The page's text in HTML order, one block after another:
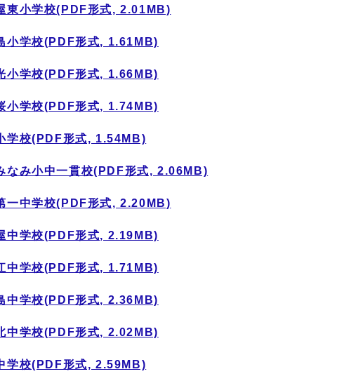
東小学校(PDF形式, 2.01MB)
小学校(PDF形式, 1.61MB)
小学校(PDF形式, 1.66MB)
小学校(PDF形式, 1.74MB)
学校(PDF形式, 1.54MB)
なみ小中一貫校(PDF形式, 2.06MB)
一中学校(PDF形式, 2.20MB)
中学校(PDF形式, 2.19MB)
中学校(PDF形式, 1.71MB)
中学校(PDF形式, 2.36MB)
中学校(PDF形式, 2.02MB)
学校(PDF形式, 2.59MB)